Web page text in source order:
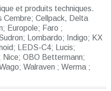
et produits techniques.
Cembre; Cellpack, Delta
Europole; Faro ;
Lombardo; Indigo; KX
LEDS-C4; Lucis;
Nice; OBO Bettermann;
Walraven ; Werma ;